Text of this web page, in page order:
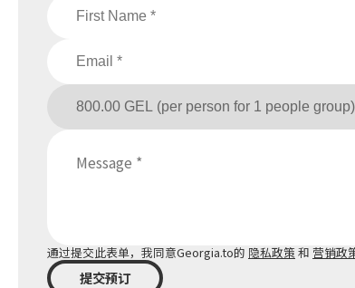
通过提交此表单，我同意Georgia.to的 隐私政策 和 营销政
提交预订